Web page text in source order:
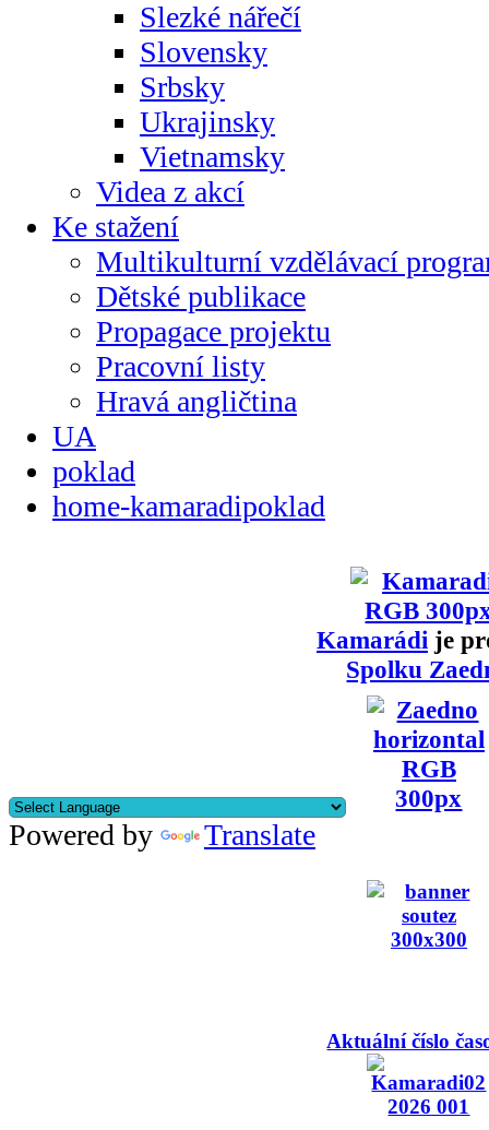
Slezké nářečí
Slovensky
Srbsky
Ukrajinsky
Vietnamsky
Videa z akcí
Ke stažení
Multikulturní vzdělávací
Dětské publikace
Propagace projektu
Pracovní listy
Hravá angličtina
UA
poklad
home-kamaradipoklad
Kamarádi je
Spolku
Powered by Translate
Aktuální číslo